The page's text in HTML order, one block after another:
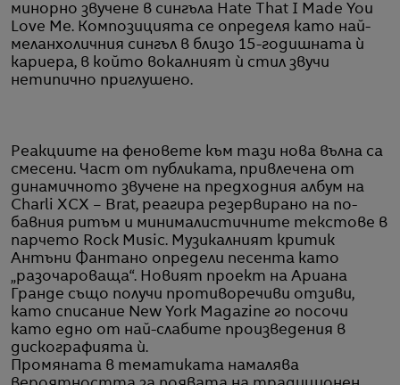
минорно звучене в сингъла Hate That I Made You
Love Me. Композицията се определя като най-
меланхоличния сингъл в близо 15-годишната ѝ
кариера, в който вокалният ѝ стил звучи
нетипично приглушено.
Реакциите на феновете към тази нова вълна са
смесени. Част от публиката, привлечена от
динамичното звучене на предходния албум на
Charli XCX – Brat, реагира резервирано на по-
бавния ритъм и минималистичните текстове в
парчето Rock Music. Музикалният критик
Антъни Фантано определи песента като
„разочароваща“. Новият проект на Ариана
Гранде също получи противоречиви отзиви,
като списание New York Magazine го посочи
като едно от най-слабите произведения в
дискографията ѝ.
Промяната в тематиката намалява